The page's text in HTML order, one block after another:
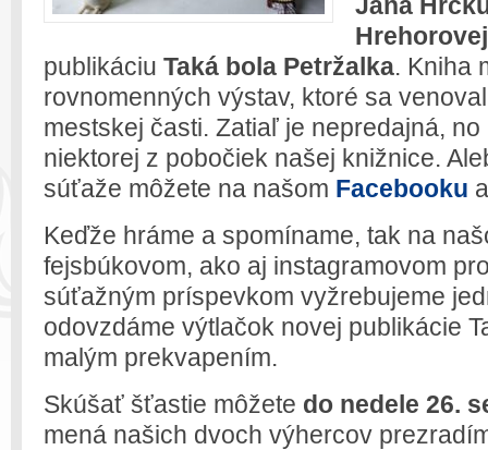
Hrehorovej
publikáciu Taká bola Petržalka. Kniha
rovnomenných výstav, ktoré sa
mestskej časti. Zatiaľ je nepredajná,
niektorej z pobočiek našej knižnice.
súťaže môžete na našom Facebooku
Keďže hráme a spomíname, tak na
fejsbúkovom, ako aj instagramovom
súťažným príspevkom vyžrebujeme
odovzdáme výtlačok novej publikácie
malým prekvapením.
Skúšať šťastie môžete do nedele 26.
mená našich dvoch výhercov